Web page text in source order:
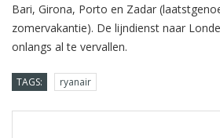
Bari, Girona, Porto en Zadar
zomervakantie). De lijndienst naar
onlangs al te vervallen.
TAGS: ryanair